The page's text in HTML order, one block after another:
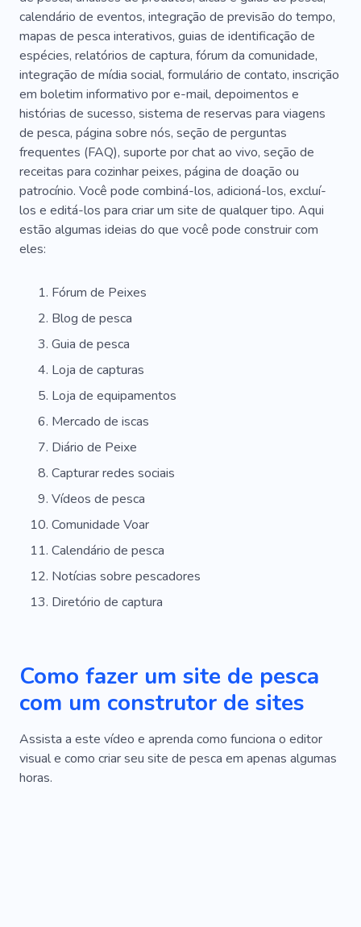
Ar Livre Viagem Ciclismo
Clube
Floresta
Biodiversidade
Kitesurf
Passatempo
Parque
Iate Clube
Aluguel De Iate
Apresentar
calendário de eventos, integração de previsão do tempo,
mapas de pesca interativos, guias de identificação de
espécies, relatórios de captura, fórum da comunidade,
integração de mídia social, formulário de contato, inscrição
em boletim informativo por e-mail, depoimentos e
histórias de sucesso, sistema de reservas para viagens
de pesca, página sobre nós, seção de perguntas
frequentes (FAQ), suporte por chat ao vivo, seção de
receitas para cozinhar peixes, página de doação ou
patrocínio. Você pode combiná-los, adicioná-los, excluí-
los e editá-los para criar um site de qualquer tipo. Aqui
estão algumas ideias do que você pode construir com
eles:
Fórum de Peixes
Blog de pesca
Guia de pesca
Loja de capturas
Loja de equipamentos
Mercado de iscas
Diário de Peixe
Capturar redes sociais
Vídeos de pesca
Comunidade Voar
Calendário de pesca
Notícias sobre pescadores
Diretório de captura
Como fazer um site de pesca
com um construtor de sites
Assista a este vídeo e aprenda como funciona o editor
visual e como criar seu site de pesca em apenas algumas
horas.